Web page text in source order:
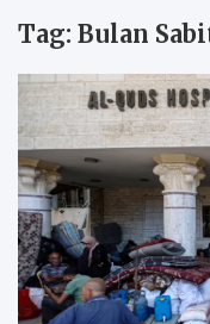
Tag: Bulan